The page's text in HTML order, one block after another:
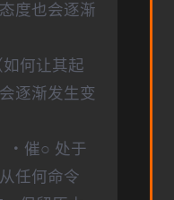
度也会逐渐
何让其起
逐渐发生变
・催○ 处于
任何命令